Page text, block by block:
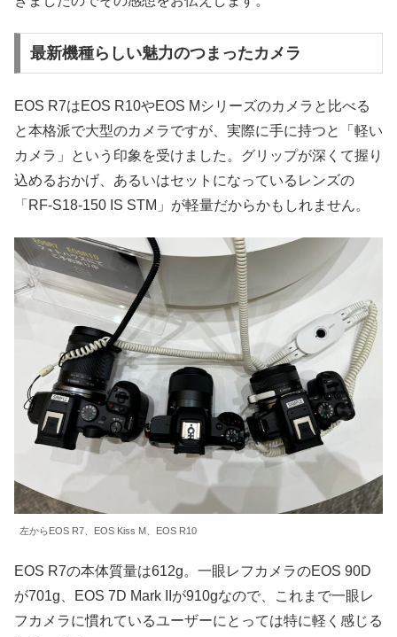
最新機種らしい魅力のつまったカメラ
EOS R7はEOS R10やEOS Mシリーズのカメラと比べる
と本格派で大型のカメラですが、実際に手に持つと「軽い
カメラ」という印象を受けました。グリップが深くて握り
込めるおかげ、あるいはセットになっているレンズの
「RF-S18-150 IS STM」が軽量だからかもしれません。
左からEOS R7、EOS Kiss M、EOS R10
EOS R7の本体質量は612g。一眼レフカメラのEOS 90D
が701g、EOS 7D Mark IIが910gなので、これまで一眼レ
フカメラに慣れているユーザーにとっては特に軽く感じる